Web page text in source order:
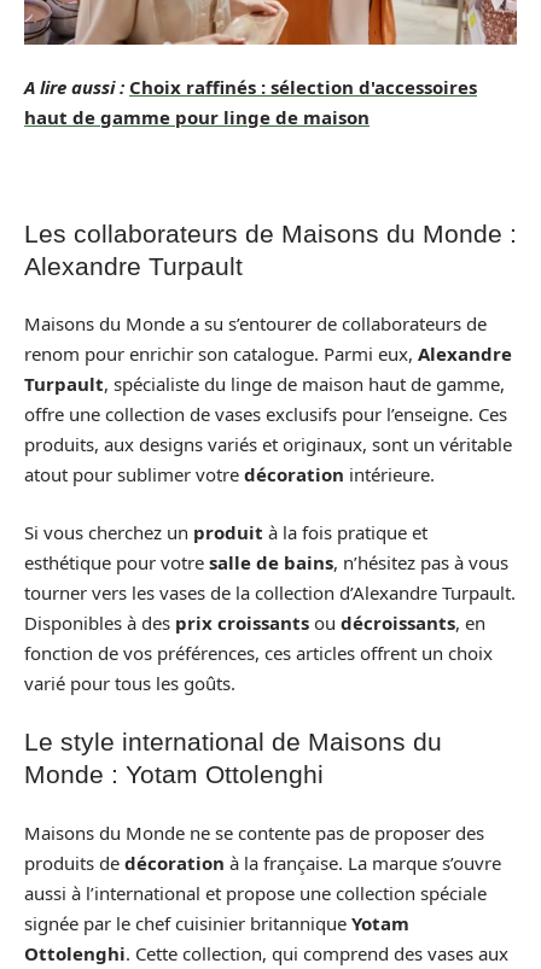
A lire aussi : Choix raffinés : sélection d'accessoires
haut de gamme pour linge de maison
Les collaborateurs de Maisons du Monde :
Alexandre Turpault
Maisons du Monde a su s’entourer de collaborateurs de
renom pour enrichir son catalogue. Parmi eux, Alexandre
Turpault, spécialiste du linge de maison haut de gamme,
offre une collection de vases exclusifs pour l’enseigne. Ces
produits, aux designs variés et originaux, sont un véritable
atout pour sublimer votre décoration intérieure.
Si vous cherchez un produit à la fois pratique et
esthétique pour votre salle de bains, n’hésitez pas à vous
tourner vers les vases de la collection d’Alexandre Turpault.
Disponibles à des prix croissants ou décroissants, en
fonction de vos préférences, ces articles offrent un choix
varié pour tous les goûts.
Le style international de Maisons du
Monde : Yotam Ottolenghi
Maisons du Monde ne se contente pas de proposer des
produits de décoration à la française. La marque s’ouvre
aussi à l’international et propose une collection spéciale
signée par le chef cuisinier britannique Yotam
Ottolenghi. Cette collection, qui comprend des vases aux